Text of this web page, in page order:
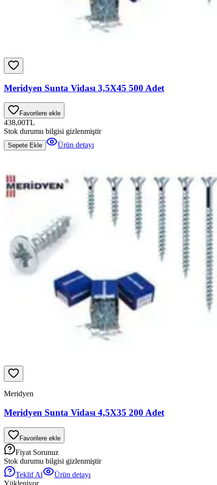
Meridyen Sunta Vidası 3,5X45 500 Adet
Favorilere ekle
438,00TL
Stok durumu bilgisi gizlenmiştir
Sepete Ekle Ürün detayı
Meridyen
Meridyen Sunta Vidası 4,5X35 200 Adet
Favorilere ekle
Fiyat Sorunuz
Stok durumu bilgisi gizlenmiştir
Teklif Al
Ürün detayı
Yükleniyor...